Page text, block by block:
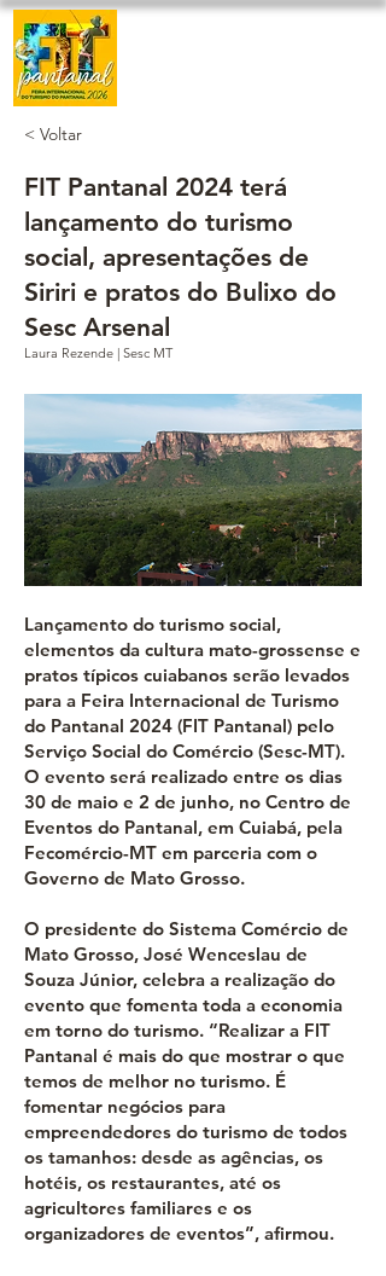
< Voltar
FIT Pantanal 2024 terá
lançamento do turismo
social, apresentações de
Siriri e pratos do Bulixo do
Sesc Arsenal
Laura Rezende | Sesc MT
Lançamento do turismo social,
elementos da cultura mato-grossense e
pratos típicos cuiabanos serão levados
para a Feira Internacional de Turismo
do Pantanal 2024 (FIT Pantanal) pelo
Serviço Social do Comércio (Sesc-MT).
O evento será realizado entre os dias
30 de maio e 2 de junho, no Centro de
Eventos do Pantanal, em Cuiabá, pela
Fecomércio-MT em parceria com o
Governo de Mato Grosso.
O presidente do Sistema Comércio de
Mato Grosso, José Wenceslau de
Souza Júnior, celebra a realização do
evento que fomenta toda a economia
em torno do turismo. “Realizar a FIT
Pantanal é mais do que mostrar o que
temos de melhor no turismo. É
fomentar negócios para
empreendedores do turismo de todos
os tamanhos: desde as agências, os
hotéis, os restaurantes, até os
agricultores familiares e os
organizadores de eventos”, afirmou.